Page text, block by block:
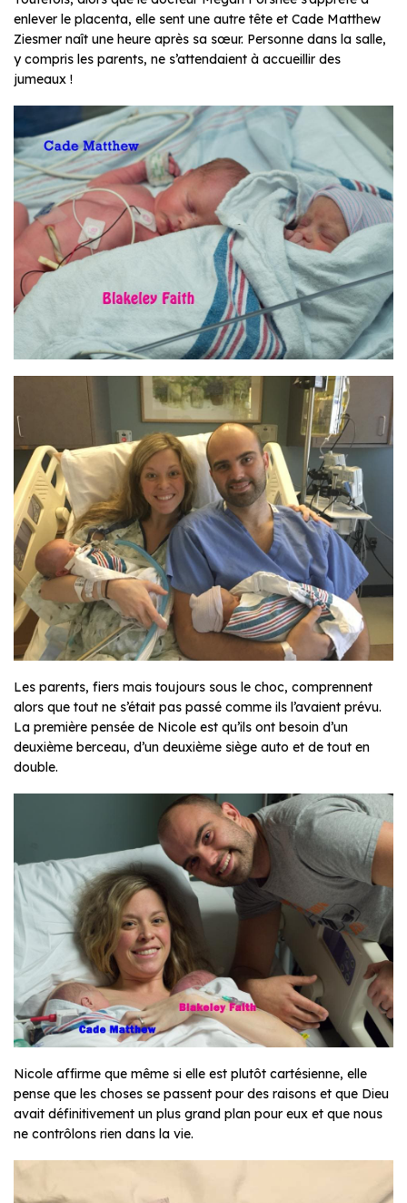
enlever le placenta, elle sent une autre tête et Cade Matthew
Ziesmer naît une heure après sa sœur. Personne dans la salle,
y compris les parents, ne s’attendaient à accueillir des
jumeaux !
Les parents, fiers mais toujours sous le choc, comprennent
alors que tout ne s’était pas passé comme ils l’avaient prévu.
La première pensée de Nicole est qu’ils ont besoin d’un
deuxième berceau, d’un deuxième siège auto et de tout en
double.
Nicole affirme que même si elle est plutôt cartésienne, elle
pense que les choses se passent pour des raisons et que Dieu
avait définitivement un plus grand plan pour eux et que nous
ne contrôlons rien dans la vie.